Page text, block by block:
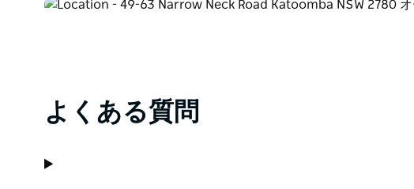
2 階に戻った快適なラウンジ ルームには、12 人掛けの柔らかい
よくある質問